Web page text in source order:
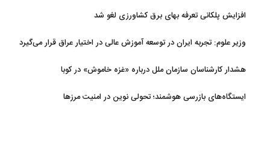
افزایش پلکانی تعرفه بهای برق کشاورزی لغو شد
وزیر علوم: تجربه ایران در توسعه آموزش عالی در اختیار عراق قرار می‌گیرد
هشدار کارشناسان سازمان ملل درباره «غزه‌ خاموش» در کوبا
ایستگاه‌های بازرسی هوشمند؛ تحولی نوین در امنیت مرزها